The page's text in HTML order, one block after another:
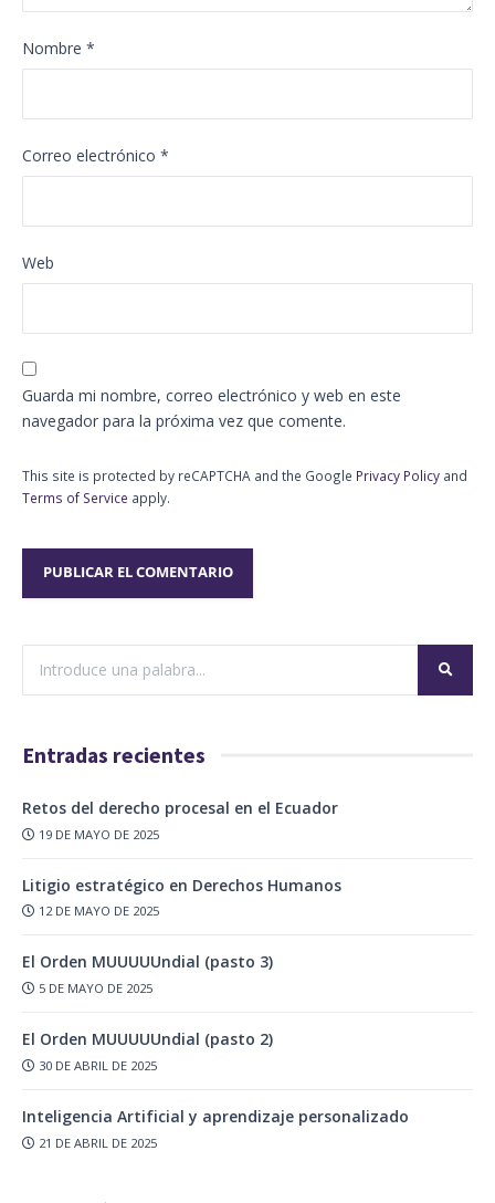
Nombre *
Correo electrónico *
Web
Guarda mi nombre, correo electrónico y web en este
navegador para la próxima vez que comente.
This site is protected by reCAPTCHA and the Google Privacy Policy and
Terms of Service apply.
Entradas recientes
Retos del derecho procesal en el Ecuador
19 DE MAYO DE 2025
Litigio estratégico en Derechos Humanos
12 DE MAYO DE 2025
El Orden MUUUUUndial (pasto 3)
5 DE MAYO DE 2025
El Orden MUUUUUndial (pasto 2)
30 DE ABRIL DE 2025
Inteligencia Artificial y aprendizaje personalizado
21 DE ABRIL DE 2025